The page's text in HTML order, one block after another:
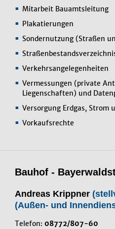
Mitarbeit Bauamtsleitung
Plakatierungen
Sondernutzung (Straßen
Verkehrsangelegenheiten
Vermessungen (private
Liegenschaften) und
Versorgung Erdgas, Strom
Vorkaufsrechte
Bauhof -
Andreas Krippner
(Außen- und
Telefon: 08772/807-60